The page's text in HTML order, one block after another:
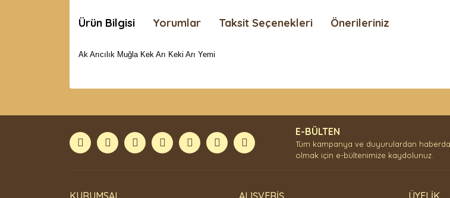
Ürün Bilgisi Yorumlar Taksit Seçenekleri Önerileriniz
Ak Arıcılık Muğla Kek Arı Keki Arı Yemi
Ürün açıklamasında eksik bilgiler bulunuyor.
Bu ürüne benzer farklı alternatifler olmalı.
E-BÜLTEN
Tüm kampanya ve duyurulardan
olmak için e-bültenimize kaydolunuz.
KURUMSAL ALIŞVERİŞ ÜYELİK